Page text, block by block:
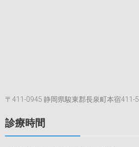
〒411-0945 静岡県駿東郡長泉町本宿411-5
診療時間